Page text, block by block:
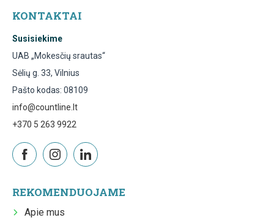
KONTAKTAI
Susisiekime
UAB „Mokesčių srautas“
Sėlių g. 33, Vilnius
Pašto kodas: 08109
info@countline.lt
+370 5 263 9922
REKOMENDUOJAME
Apie mus